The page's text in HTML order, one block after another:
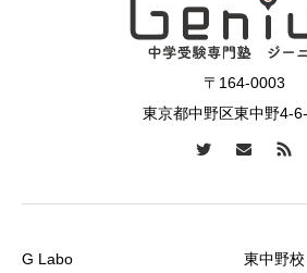
〒164-0003
東京都中野区東中野4-
G Labo 東中野校